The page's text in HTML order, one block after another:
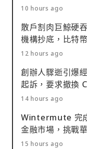
10 hours ago
散戶割肉巨鯨硬
機構抄底，比特
12 hours ago
創辦人驟逝引爆
起訴，要求撤換
14 hours ago
Wintermute 完
金融市場，挑戰
15 hours ago